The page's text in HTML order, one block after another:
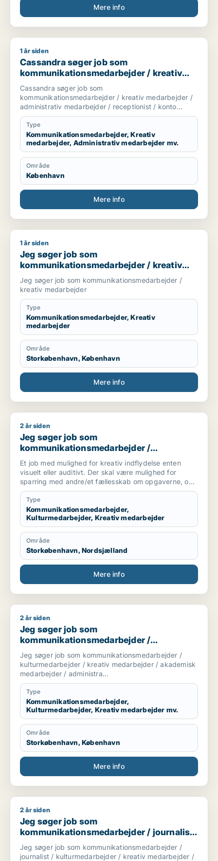
Mere info
Cassandra søger job som kommunikationsmedarbejder /
1 år siden
Cassandra søger job som
kommunikationsmedarbejder / kreativ
medarbejder / administrativ medarbejder
/ receptionist / kontorassistent
Cassandra søger job som
kommunikationsmedarbejder / kreativ medarbejder /
administrativ medarbejder / receptionist / konto...
Type
Kommunikationsmedarbejder, Kreativ
medarbejder, Administrativ medarbejder mv.
Område
København
Mere info
Jeg søger job som kommunikationsmedarbejder / kreativ
1 år siden
Jeg søger job som
kommunikationsmedarbejder / kreativ
medarbejder
Jeg søger job som kommunikationsmedarbejder /
kreativ medarbejder
Type
Kommunikationsmedarbejder, Kreativ
medarbejder
Område
Storkøbenhavn, København
Mere info
Jeg søger job som kommunikationsmedarbejder /
2 år siden
Jeg søger job som
kommunikationsmedarbejder /
kulturmedarbejder / kreativ medarbejder
Et job med mulighed for kreativ indflydelse enten
visuelt eller auditivt. Der skal være mulighed for
sparring med andre/et fællesskab om opgaverne, og
administrative opgaver er også af interesse. Kan også
hjælpe med research og analyse, eller noget mere
hands-on, og der skal være mulighed for at lære og
vokse med opgaven.
Type
Kommunikationsmedarbejder,
Kulturmedarbejder, Kreativ medarbejder
Område
Storkøbenhavn, Nordsjælland
Mere info
Jeg søger job som kommunikationsmedarbejder /
2 år siden
Jeg søger job som
kommunikationsmedarbejder /
kulturmedarbejder / kreativ medarbejder /
akademisk medarbejder / administrativ
medarbejder
Jeg søger job som kommunikationsmedarbejder /
kulturmedarbejder / kreativ medarbejder / akademisk
medarbejder / administra...
Type
Kommunikationsmedarbejder,
Kulturmedarbejder, Kreativ medarbejder mv.
Område
Storkøbenhavn, København
Mere info
Jeg søger job som kommunikationsmedarbejder /
2 år siden
Jeg søger job som
kommunikationsmedarbejder / journalist
/ kulturmedarbejder / kreativ medarbejder
/ bibliotekar
Jeg søger job som kommunikationsmedarbejder /
journalist / kulturmedarbejder / kreativ medarbejder /